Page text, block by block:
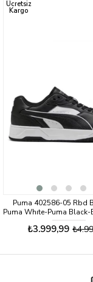
Puma 402586-05 Rbd
Puma Whıte-Puma Black-
Sneaker
₺3.999,99
Ücretsiz
Kargo